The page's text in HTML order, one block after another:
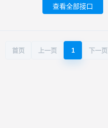
查看全部接口
首页 上一页 1 下一页